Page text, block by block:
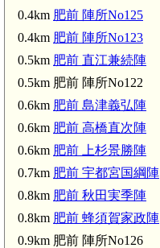
0.4km 肥前 陣所No125
0.4km 肥前 陣所No123
0.5km 肥前 直江兼続陣
0.5km 肥前 陣所No122
0.6km 肥前 島津義弘陣
0.6km 肥前 高橋直次陣
0.6km 肥前 上杉景勝陣
0.7km 肥前 宇都宮国綱陣
0.8km 肥前 秋田実季陣
0.8km 肥前 蜂須賀家政陣
0.9km 肥前 陣所No126